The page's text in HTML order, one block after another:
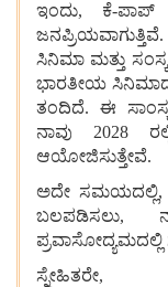
ಇಂದು, ಕೆ-ಪಾಪ್
ಸಿನಿಮಾ ಮತ್ತು
ಭಾರತೀಯ
ತಂದಿದೆ. ಈ
ನಾವು 2028
ಆಯೋಜಿಸುತ್ತೇವೆ.
ಅದೇ ಸಮಯದಲ್ಲಿ,
ಬಲಪಡಿಸಲು,
ಪ್ರವಾಸೋದ್ಯಮದಲ್ಲಿ
ಸ್ನೇಹಿತರೇ,